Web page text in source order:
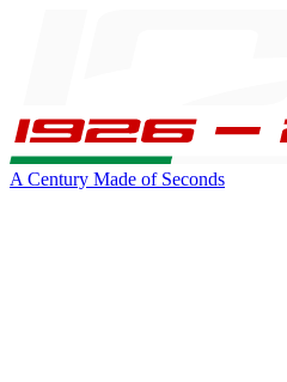
A Century Made of Seconds